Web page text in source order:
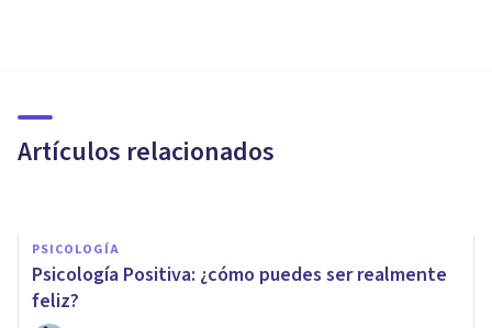
Artículos relacionados
y felicidad
PSICOLOGÍA
Psicología Positiva: ¿cómo puedes ser realmente
feliz?